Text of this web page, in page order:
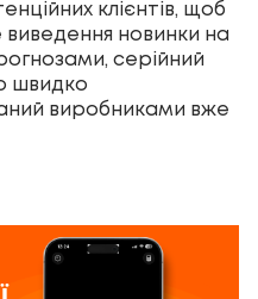
клієнтів, щоб
новинки на
серійний
швидко
виробниками вже